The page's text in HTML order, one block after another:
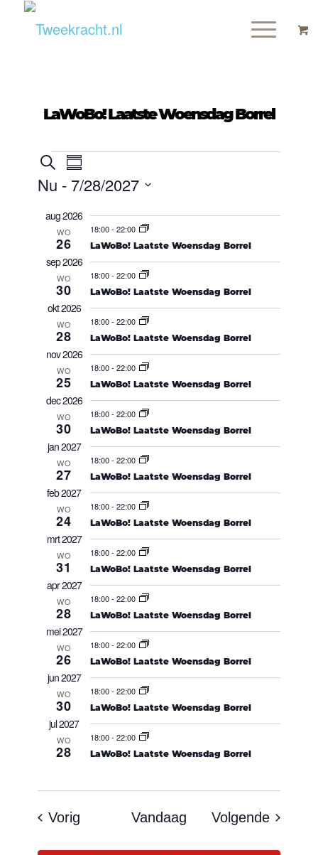
LaWoBo! Laatste Woensdag Borrel
Evenementen
Zoeken
en
navigatie
ZoekenEvenement
weergaven
navigatie
Samenvatting
Nu - 7/28/2027
Selecteer
datum
aug 2026
WO
26
18:00-22:00
LaWoBo! Laatste Woensdag Borrel
sep 2026
WO
30
18:00-22:00
LaWoBo! Laatste Woensdag Borrel
okt 2026
WO
28
18:00-22:00
LaWoBo! Laatste Woensdag Borrel
nov 2026
WO
25
18:00-22:00
LaWoBo! Laatste Woensdag Borrel
dec 2026
WO
30
18:00-22:00
LaWoBo! Laatste Woensdag Borrel
jan 2027
WO
27
18:00-22:00
LaWoBo! Laatste Woensdag Borrel
feb 2027
WO
24
18:00-22:00
LaWoBo! Laatste Woensdag Borrel
mrt 2027
WO
31
18:00-22:00
LaWoBo! Laatste Woensdag Borrel
apr 2027
WO
28
18:00-22:00
LaWoBo! Laatste Woensdag Borrel
mei 2027
WO
26
18:00-22:00
LaWoBo! Laatste Woensdag Borrel
jun 2027
WO
30
18:00-22:00
LaWoBo! Laatste Woensdag Borrel
jul 2027
WO
28
18:00-22:00
LaWoBo! Laatste Woensdag Borrel
Vorig Evenementen
Vandaag Volgende